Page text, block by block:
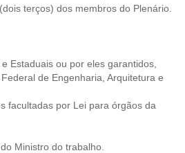
terços) dos membros do Plenário.
Estaduais ou por eles garantidos,
de Engenharia, Arquitetura e
facultadas por Lei para órgãos da
Ministro do trabalho.